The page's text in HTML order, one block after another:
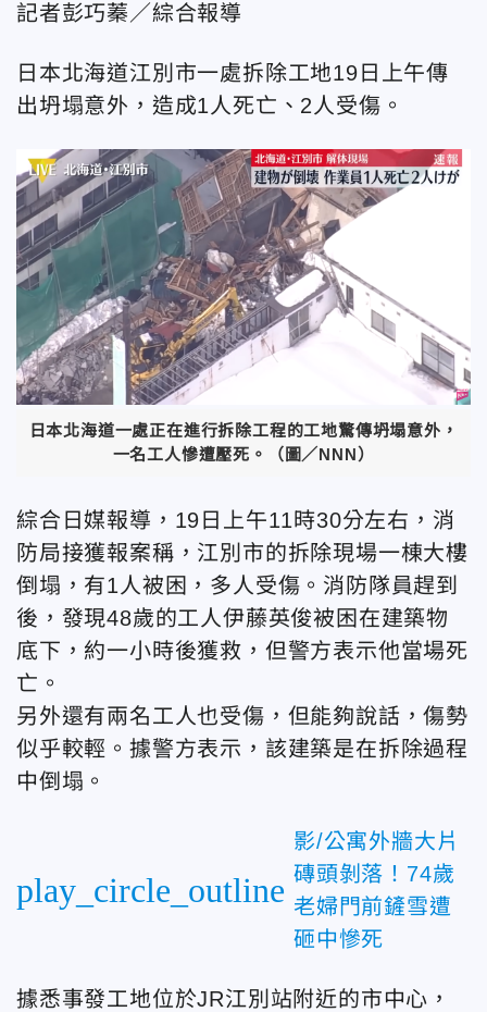
記者彭巧蓁／綜合報導
日本北海道江別市一處拆除工地19日上午傳
出坍塌意外，造成1人死亡、2人受傷。
日本北海道一處正在進行拆除工程的工地驚傳坍塌意外，
一名工人慘遭壓死。（圖／NNN）
綜合日媒報導，19日上午11時30分左右，消
防局接獲報案稱，江別市的拆除現場一棟大樓
倒塌，有1人被困，多人受傷。消防隊員趕到
後，發現48歲的工人伊藤英俊被困在建築物
底下，約一小時後獲救，但警方表示他當場死
亡。
另外還有兩名工人也受傷，但能夠說話，傷勢
似乎較輕。據警方表示，該建築是在拆除過程
中倒塌。
play_circle_outline
影/公寓外牆大片
磚頭剝落！74歲
老婦門前鏟雪遭
砸中慘死
據悉事發工地位於JR江別站附近的市中心，